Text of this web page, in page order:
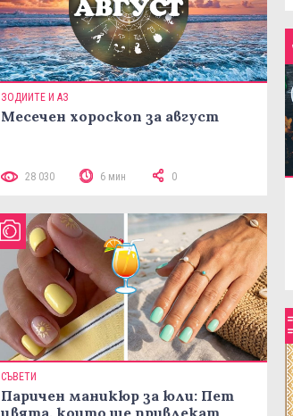
ЗОДИИТЕ И АЗ
Месечен хороскоп за август
28 030 6 мин 0
СЪВЕТИ
Паричен маникюр за юли: Пет
цвята, които ще привлекат